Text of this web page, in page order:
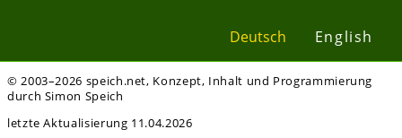
Deutsch English
© 2003–2026 speich.net, Konzept, Inhalt und Programmierung
durch Simon Speich
letzte Aktualisierung 11.04.2026